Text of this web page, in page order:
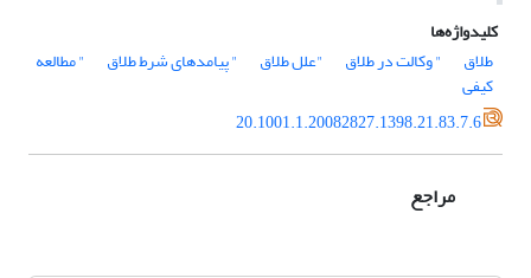
کلیدواژه‌ها
طلاق
" وکالت در طلاق "علل طلاق " پیامدهای شرط طلاق " مطالعه
کیفی
20.1001.1.20082827.1398.21.83.7.6
مراجع